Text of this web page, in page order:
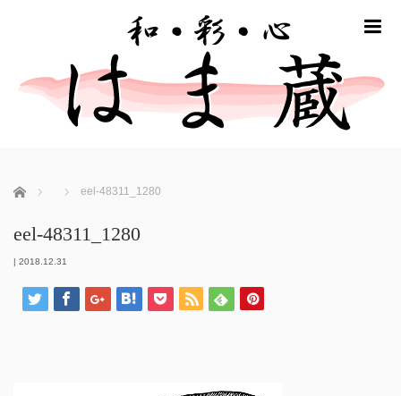
ホーム eel-48311_1280
eel-48311_1280
| 2018.12.31